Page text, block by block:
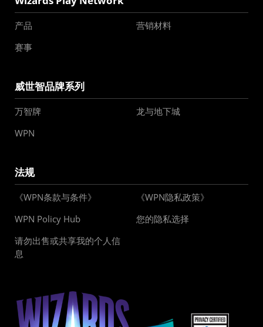
产品
营销材料
赛事
威世智品牌系列
万智牌
龙与地下城
WPN
法规
《WPN条款与条件》
《WPN隐私政策》
WPN Policy Hub
您的隐私选择
请勿出售或共享我的个人信
息